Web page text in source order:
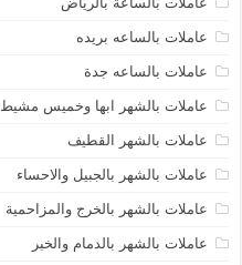
عاملات بالساعه بريده
عاملات بالساعه جدة
عاملات بالشهر ابها وخميس مشيط
عاملات بالشهر القطيف
عاملات بالشهر بالجبيل والاحساء
عاملات بالشهر بالخرج والمزاحمية
عاملات بالشهر بالدمام والخبر